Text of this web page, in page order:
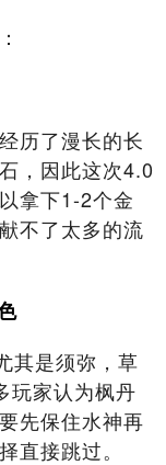
历了漫长的长
，因此这次4.0
拿下1-2个金
不了太多的流
其是须弥，草
玩家认为枫丹
先保住水神再
直接跳过。